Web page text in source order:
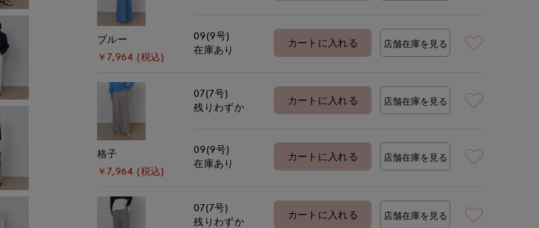
ブルー
￥7,964 (税込)
09(9号)
在庫あり
カートに入れる 店舗在庫を見る
格子
￥7,964 (税込)
07(7号)
残りわずか
カートに入れる 店舗在庫を見る
09(9号)
在庫あり
カートに入れる 店舗在庫を見る
07(7号)
残りわずか
カートに入れる 店舗在庫を見る